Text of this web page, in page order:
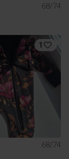
68/74
1
68/74